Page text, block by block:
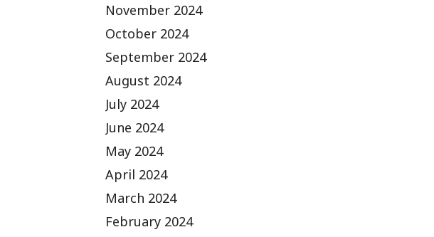
November 2024
October 2024
September 2024
August 2024
July 2024
June 2024
May 2024
April 2024
March 2024
February 2024